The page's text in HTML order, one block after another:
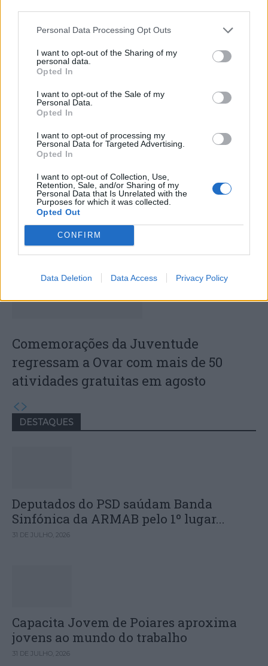
Personal Data Processing Opt Outs
I want to opt-out of the Sharing of my
personal data.
Opted In
I want to opt-out of the Sale of my
Personal Data.
Opted In
I want to opt-out of processing my
Personal Data for Targeted Advertising.
Opted In
I want to opt-out of Collection, Use,
Retention, Sale, and/or Sharing of my
Personal Data that Is Unrelated with the
Purposes for which it was collected.
Opted Out
CONFIRM
Data Deletion Data Access Privacy Policy
certame internacional de Valência
Município de Anadia garante
manutenção dos meios de emergência
médica no concelho
Comemorações da Juventude
regressam a Ovar com mais de 50
atividades gratuitas em agosto
DESTAQUES
Deputados do PSD saúdam Banda
Sinfónica da ARMAB pelo 1º lugar...
31 DE JULHO, 2026
Capacita Jovem de Poiares aproxima
jovens ao mundo do trabalho
31 DE JULHO, 2026